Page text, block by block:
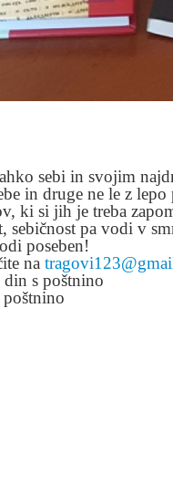
sebi in svojim
in druge ne le z
ki si jih je treba
sebičnost pa vodi v
poseben!
na
s poštnino